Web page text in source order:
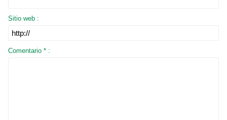
Sitio web :
Comentario * :